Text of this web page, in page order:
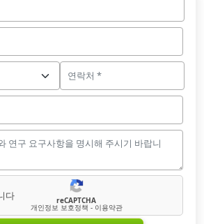
니다
다 reCAPTCHA
개인정보 보호정책 - 이용약관